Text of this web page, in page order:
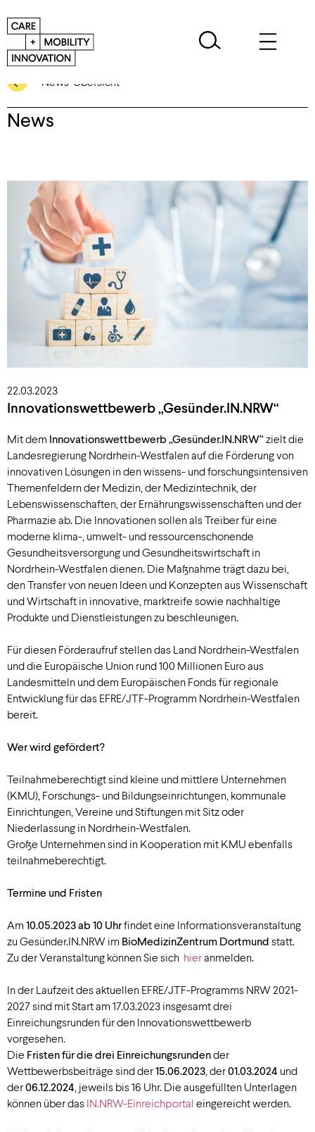
News-Übersicht
News
22.03.2023
Innovationswettbewerb „Gesünder.IN.NRW“
Mit dem Innovationswettbewerb „Gesünder.IN.NRW“zielt die
Landesregierung Nordrhein-Westfalen auf die Förderung von
innovativen Lösungen in den wissens- und forschungsintensiven
Themenfeldern der Medizin, der Medizintechnik, der
Lebenswissenschaften, der Ernährungswissenschaften und der
Pharmazie ab. Die Innovationen sollen als Treiber für eine
moderne klima-, umwelt- und ressourcenschonende
Gesundheitsversorgung und Gesundheitswirtschaft in
Nordrhein-Westfalen dienen. Die Maßnahme trägt dazu bei,
den Transfer von neuen Ideen und Konzepten aus Wissenschaft
und Wirtschaft in innovative, marktreife sowie nachhaltige
Produkte und Dienstleistungen zu beschleunigen.
Für diesen Förderaufruf stellen das Land Nordrhein-Westfalen
und die Europäische Union rund 100 Millionen Euro aus
Landesmitteln und dem Europäischen Fonds für regionale
Entwicklung für das EFRE/JTF-Programm Nordrhein-Westfalen
bereit.
Wer wird gefördert?
Teilnahmeberechtigt sind kleine und mittlere Unternehmen
(KMU), Forschungs- und Bildungseinrichtungen, kommunale
Einrichtungen, Vereine und Stiftungen mit Sitz oder
Niederlassung in Nordrhein-Westfalen.
Große Unternehmen sind in Kooperation mit KMU ebenfalls
teilnahmeberechtigt.
Termine und Fristen
Am 10.05.2023 ab 10 Uhrfindet eine Informationsveranstaltung
zu Gesünder.IN.NRW im BioMedizinZentrum Dortmund statt.
Zu der Veranstaltung können Sie sich hieranmelden.
In der Laufzeit des aktuellen EFRE/JTF-Programms NRW 2021-
2027 sind mit Start am 17.03.2023 insgesamt drei
Einreichungsrunden für den Innovationswettbewerb
vorgesehen.
Die Fristen für die drei Einreichungsrundender
Wettbewerbsbeiträge sind der15.06.2023 , der01.03.2024 und
der06.12.2024 , jeweils bis 16 Uhr. Die ausgefüllten Unterlagen
können über das IN.NRW-Einreichportal eingereicht werden.